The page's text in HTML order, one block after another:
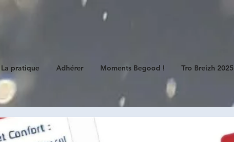
La pratique Adhérer Moments Begood ! Tro Breizh 2025